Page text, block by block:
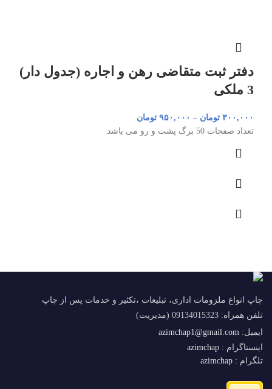
دفتر ثبت متقاضی رهن و اجاره (جدول دار)
3 ملکی
۳۰۰,۰۰۰ تومان – ۹۵۰,۰۰۰ تومان
تعداد صفحات 50 برگ پشت و رو می باشد
چاپ انواع ملزومات اداری، تبلیغات ،تکثیر و خدمات پس از چاپ
تلفن همراه: 09134015323 (مدیریت)
ایمیل: azimchap1@gmail.com
اینستاگرام : azimchap
تلگرام : azimchap